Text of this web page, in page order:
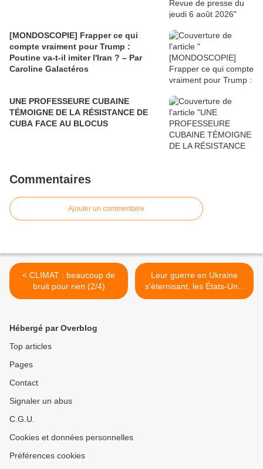
[MONDOSCOPIE] Frapper ce qui
compte vraiment pour Trump :
Poutine va-t-il imiter l'Iran ? – Par
Caroline Galactéros
UNE PROFESSEURE CUBAINE
TÉMOIGNE DE LA RÉSISTANCE DE
CUBA FACE AU BLOCUS
Commentaires
Ajouter un commentaire
< CLIMAT : beaucoup de
bruit pour rien (2/4)
Leur guerre en Ukraine
s'éternisant, les États-Unis
critiquent la stratégie de
Hébergé par Overblog
Top articles
Pages
Contact
Signaler un abus
C.G.U.
Cookies et données personnelles
Préférences cookies